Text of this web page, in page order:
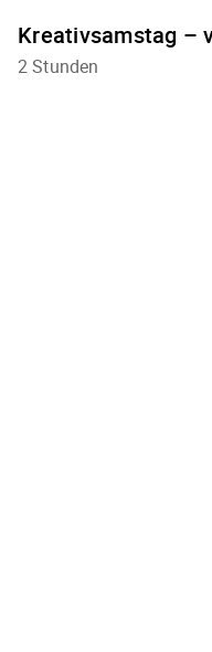
Kreativsamstag –
2 Stunden